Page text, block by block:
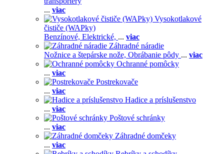
... viac
Vysokotlakové
čističe (WAPky)
Benzínové, Elektrické, ... viac
Záhradné náradie
Nožnice a štepárske nože, Obrábanie pôdy ... viac
Ochranné pomôcky
... viac
Postrekovače
... viac
Hadice a príslušenstvo
... viac
Poštové schránky
... viac
Záhradné domčeky
... viac